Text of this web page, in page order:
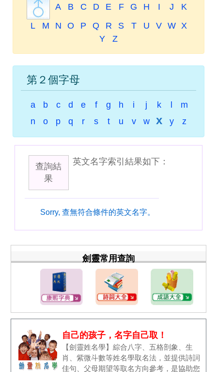
A B C D E F G H I J
K
L
M N O P Q R S T U V W X
Y
Z
第２個字母
a b c d e f g h i j k
m
n
o p q r s t u v w x y z
查詢結
果
英文名字索引結果如下：
Sorry, 查無符合條件的英文名字。
劍靈常用查詢
自己的孩子，名字自己取！
【劍靈姓名學】綜合八字、五格剖象、生
肖、紫微斗數等姓名學取名法，並提供詩詞
佳句、父母期望等取名方向參考，是協助您